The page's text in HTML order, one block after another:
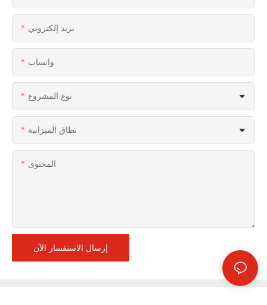
بريد إلكتروني
واتساب
نوع المشروع
نطاق الميزانية
المحتوى
إرسال الاستفسار الآن